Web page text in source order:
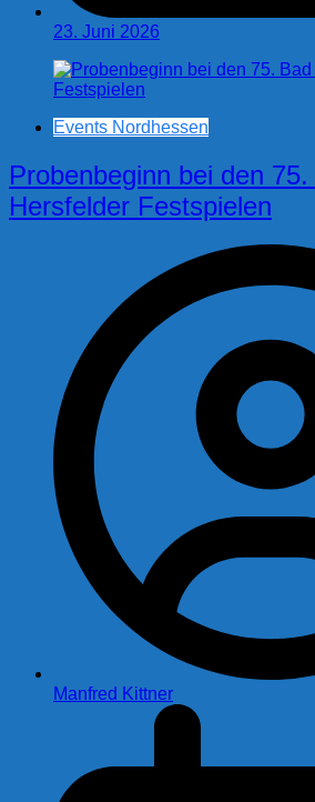
23. Juni 2026
Events Nordhessen
Probenbeginn bei den 75.
Hersfelder Festspielen
Manfred Kittner